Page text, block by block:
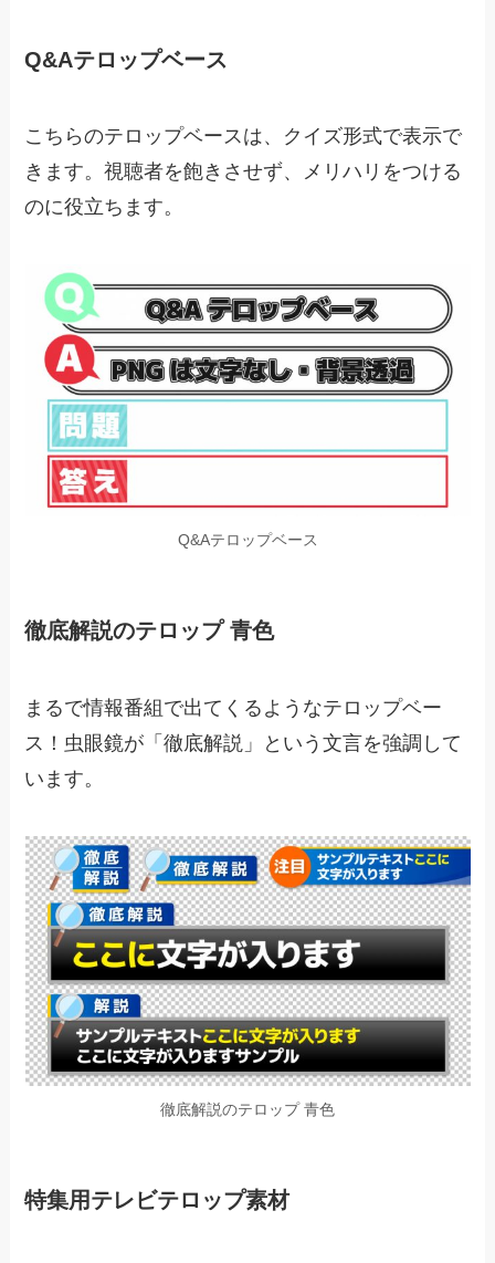
Q&Aテロップベース
こちらのテロップベースは、クイズ形式で表示で
きます。視聴者を飽きさせず、メリハリをつける
のに役立ちます。
Q&Aテロップベース
徹底解説のテロップ 青色
まるで情報番組で出てくるようなテロップベー
ス！虫眼鏡が「徹底解説」という文言を強調して
います。
徹底解説のテロップ 青色
特集用テレビテロップ素材